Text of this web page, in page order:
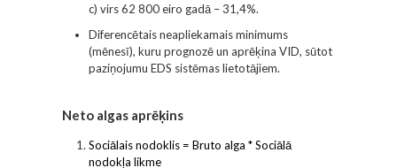
c) virs 62 800 eiro gadā –31,4%.
Diferencētais neapliekamais minimums
(mēnesī), kuru prognozē un aprēķina VID, sūtot
paziņojumu EDS sistēmas lietotājiem.
Neto algas aprēķins
Sociālais nodoklis = Bruto alga * Sociālā
nodokļa likme